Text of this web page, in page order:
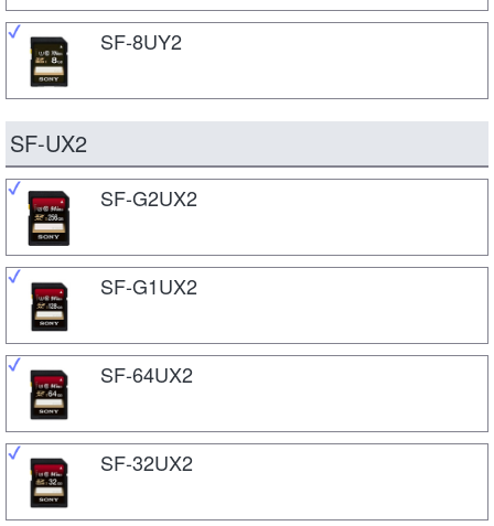
SF-8UY2
SF-UX2
SF-G2UX2
SF-G1UX2
SF-64UX2
SF-32UX2